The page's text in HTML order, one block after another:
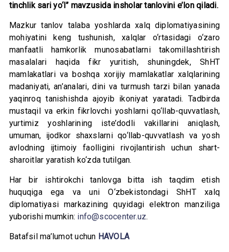
tinchlik sari yo‘l” mavzusida insholar tanlovini e’lon qiladi.
Mazkur tanlov talaba yoshlarda xalq diplomatiyasining
mohiyatini keng tushunish, xalqlar o‘rtasidagi o‘zaro
manfaatli hamkorlik munosabatlarni takomillashtirish
masalalari haqida fikr yuritish, shuningdek, ShHT
mamlakatlari va boshqa xorijiy mamlakatlar xalqlarining
madaniyati, an’analari, dini va turmush tarzi bilan yanada
yaqinroq tanishishda ajoyib ikoniyat yaratadi. Tadbirda
mustaqil va erkin fikrlovchi yoshlarni qo‘llab-quvvatlash,
yurtimiz yoshlarining iste’dodli vakillarini aniqlash,
umuman, ijodkor shaxslarni qo‘llab-quvvatlash va yosh
avlodning ijtimoiy faolligini rivojlantirish uchun shart-
sharoitlar yaratish ko‘zda tutilgan.
Har bir ishtirokchi tanlovga bitta ish taqdim etish
huquqiga ega va uni O‘zbekistondagi ShHT xalq
diplomatiyasi markazining quyidagi elektron manziliga
yuborishi mumkin: info@scocenter.uz.
Batafsil ma’lumot uchun HAVOLA